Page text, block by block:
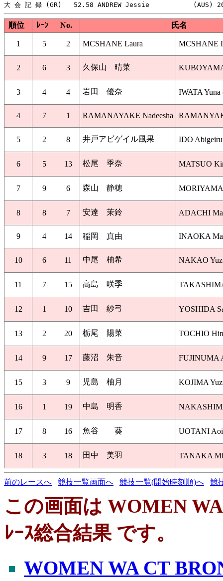
順位 ﾚｰﾝ No. 氏名
1 5 2 MCSHANE Laura MCSHANE
2 6 3 久保山 晴菜
3 4 4 岩田 優奈 IWATA Yuna
4 7 1 RAMANAYAKE Nadeesha
5 2 8 井戸アビゲイル風果 IDO
6 5 13 松尾 季奈 MATSUO
7 9 6 森山 静穂 MORIYAMA
8 8 7 安達 茉鈴 ADACHI
9 4 14 稲岡 真由 INAOKA
10 6 11 中尾 柚希 NAKAO
11 7 15 高島 咲季
12 1 10 吉田 紗弓 YOSHIDA
13 2 20 栃尾 陽菜 TOCHIO
14 9 17 藤沼 朱音 FUJINUMA
15 3 9 児島 柚月 KOJIMA
16 1 19 中島 明香
17 8 16 魚谷 葵 UOTANI
18 3 18 田中 美羽 TANAKA
前のレースへ 競技一覧画面へ 競技一覧(開始時刻順)へ 競
この画面は WOMEN
ﾚｰｽ総合結果 です。
WOMEN WA CT